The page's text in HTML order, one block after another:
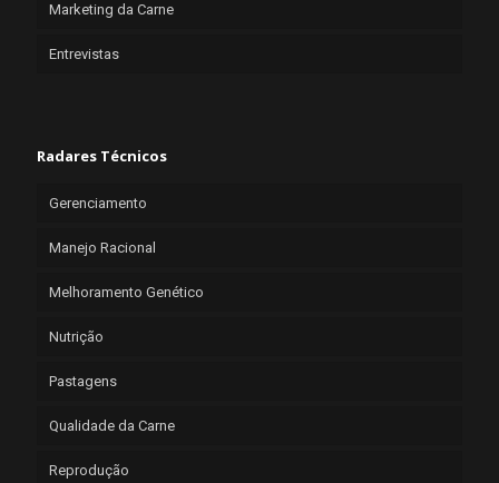
Marketing da Carne
Entrevistas
Radares Técnicos
Gerenciamento
Manejo Racional
Melhoramento Genético
Nutrição
Pastagens
Qualidade da Carne
Reprodução